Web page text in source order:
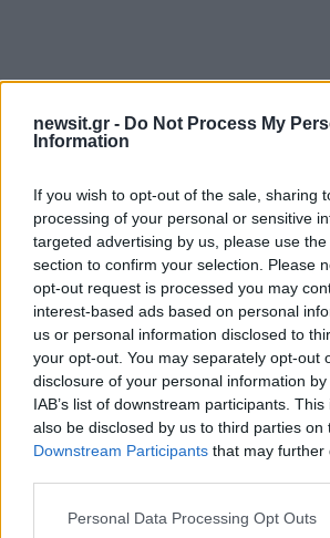
newsit.gr - Do Not Process My
Information
If you wish to opt-out of the sale, sharing
processing of your personal or sensitive
targeted advertising by us, please use
section to confirm your selection. Please
opt-out request is processed you may
interest-based ads based on personal
us or personal information disclosed to
your opt-out. You may separately opt-out
disclosure of your personal information
IAB’s list of downstream participants.
also be disclosed by us to third parties on
Downstream Participants that may further
Please note that this website/app uses
Personal Data Processing Opt Outs
Είχε τροχαίο και πριν
είχε τροχαίο και πριν 2 χρόνια
τραυματιστεί ο τότε συνοδηγός